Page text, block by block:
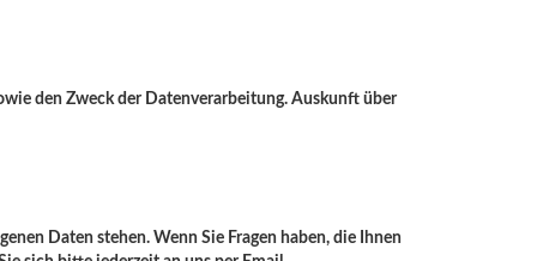
den Zweck der Datenverarbeitung. Auskunft über
Daten stehen. Wenn Sie Fragen haben, die Ihnen